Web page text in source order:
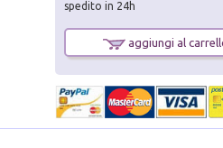
spedito in 24h
aggiungi al